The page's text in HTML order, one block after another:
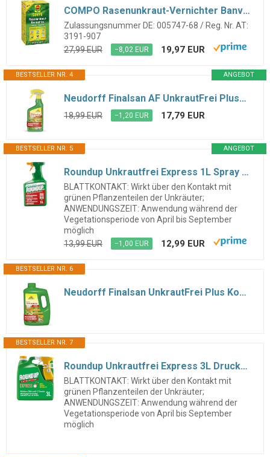
COMPO Rasenunkraut-Vernichter Banvel Quattro, Bekämpfung von schwerbekämpfbaren Unkräutern im Rasen, Konzentrat, 400 ml (400 m²)
Zulassungsnummer DE: 005747-68 / Reg. Nr. AT:
3191-907
27,99 EUR
−8,02 EUR 19,97 EUR
ANGEBOT
BESTSELLER NR. 4
Neudorff Finalsan AF UnkrautFrei Plus– Kraftvoller, schnell wirkender Unkrautvernichter, der bis in die Wurzel wirkt. Anwendungsfertig für 25 m², 750 ml
18,99 EUR −1,20 EUR 17,79 EUR
ANGEBOT
BESTSELLER NR. 5
Roundup Unkrautfrei Express 1L Spray Fertigmischung gegen Unkraut
BLATTKONTAKT: Wirkt über den Kontakt mit
grünen Pflanzenteilen der Unkräuter;
ANWENDUNGSZEIT: Anwendung während der
Vegetationsperiode von April bis September
möglich
13,99 EUR
−1,00 EUR 12,99 EUR
BESTSELLER NR. 6
Neudorff Finalsan UnkrautFrei Plus Konzentrat 2 Liter, kraftvoller Unkrautvernichter, der bis in die Wurzel wirkt. Schnell wirkender Unkraut Entferner
BESTSELLER NR. 7
Roundup Unkrautfrei Express 3L Drucksprühgerät gegen Unkraut
BLATTKONTAKT: Wirkt über den Kontakt mit
grünen Pflanzenteilen der Unkräuter;
ANWENDUNGSZEIT: Anwendung während der
Vegetationsperiode von April bis September
möglich